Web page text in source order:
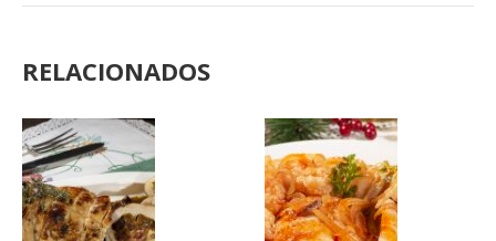
RELACIONADOS